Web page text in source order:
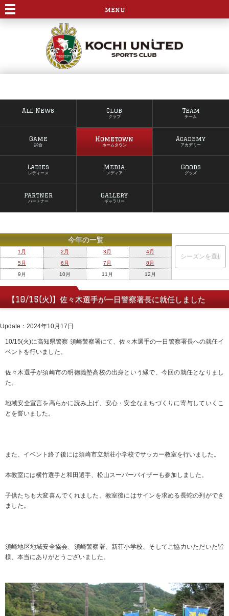
menu
All News Club
クラブ
Team
チーム
Game
試合
Hometown
ホームタウン
Academy
アカデミー
Ladies
レディース
Media
メディア
Goods
グッズ
Partner
パートナー
Gallery
ギャラリー
今年の一覧
1月 2月 3月
4月
5月
6月 7月
8月
9月
10月 11月 12月
【10/15(火)】佐々木選手が一日警察署長に就任しました
Update：2024年10月17日
10/15(火)に高知県警察 須崎警察署にて、佐々木選手の一日警察署長への就任イ
ベントを行いました。
佐々木選手が須崎市の明徳義塾高校の出身という縁で、今回の就任となりまし
た。
地域安全宣言を高らかに読み上げ、安心・安全なまちづくりに寄与していくこ
とを誓いました。
また、イベント終了後には須崎市立新荘小学校でサッカー教室を行いました。
本教室には横竹選手と和田選手、松山スーパーバイザーも参加しました。
子供たちも大変喜んでくれました。教室後にはサインを求める長蛇の列ができ
ました。
須崎地区地域安全協会、須崎警察署、新荘小学校、そしてご協力いただいた皆
様、本当にありがとうございました。